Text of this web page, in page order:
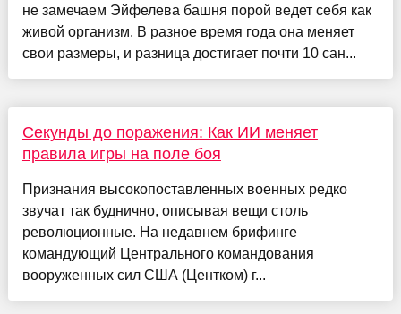
не замечаем Эйфелева башня порой ведет себя как
живой организм. В разное время года она меняет
свои размеры, и разница достигает почти 10 сан...
Секунды до поражения: Как ИИ меняет
правила игры на поле боя
Признания высокопоставленных военных редко
звучат так буднично, описывая вещи столь
революционные. На недавнем брифинге
командующий Центрального командования
вооруженных сил США (Центком) г...